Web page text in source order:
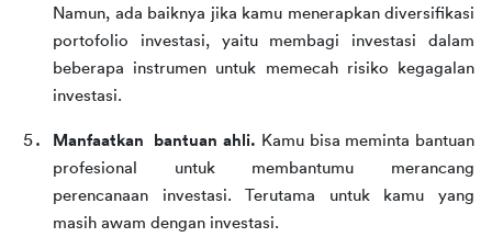
Namun, ada baiknya jika kamu menerapkan diversifikasi
portofolio investasi, yaitu membagi investasi dalam
beberapa instrumen untuk memecah risiko kegagalan
investasi.
Manfaatkan  bantuan ahli. Kamu bisa meminta bantuan
profesional untuk membantumu merancang
perencanaan investasi. Terutama untuk kamu yang
masih awam dengan investasi.